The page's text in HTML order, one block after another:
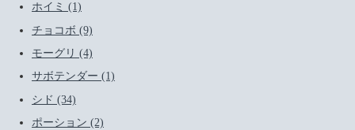
ホイミ (1)
チョコボ (9)
モーグリ (4)
サボテンダー (1)
シド (34)
ポーション (2)